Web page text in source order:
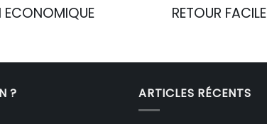
ECONOMIQUE RETOUR FACILE
? ARTICLES RÉCENTS